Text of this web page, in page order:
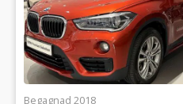
Begagnad 2018